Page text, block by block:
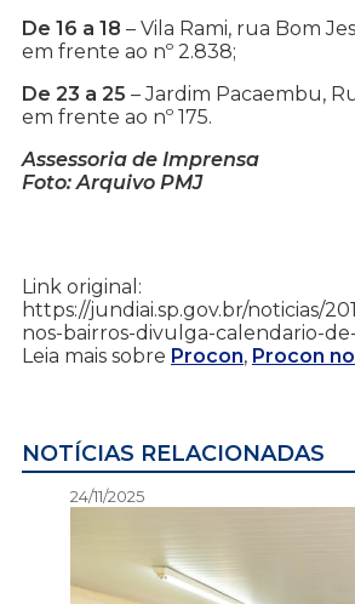
De 16 a 18 – Vila Rami, rua Bom
em frente ao nº 2.838;
De 23 a 25 – Jardim Pacaembu,
em frente ao nº 175.
Assessoria de Imprensa
Foto: Arquivo PMJ
Link original:
https://jundiai.sp.gov.br/noticias/
nos-bairros-divulga-calendario-
Leia mais sobre Procon, Procon
NOTÍCIAS RELACIONADAS
24/11/2025